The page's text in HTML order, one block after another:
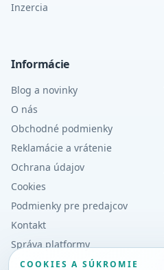
Inzercia
Informácie
Blog a novinky
O nás
Obchodné podmienky
Reklamácie a vrátenie
Ochrana údajov
Cookies
Podmienky pre predajcov
Kontakt
Správa platformy
COOKIES A SÚKROMIE